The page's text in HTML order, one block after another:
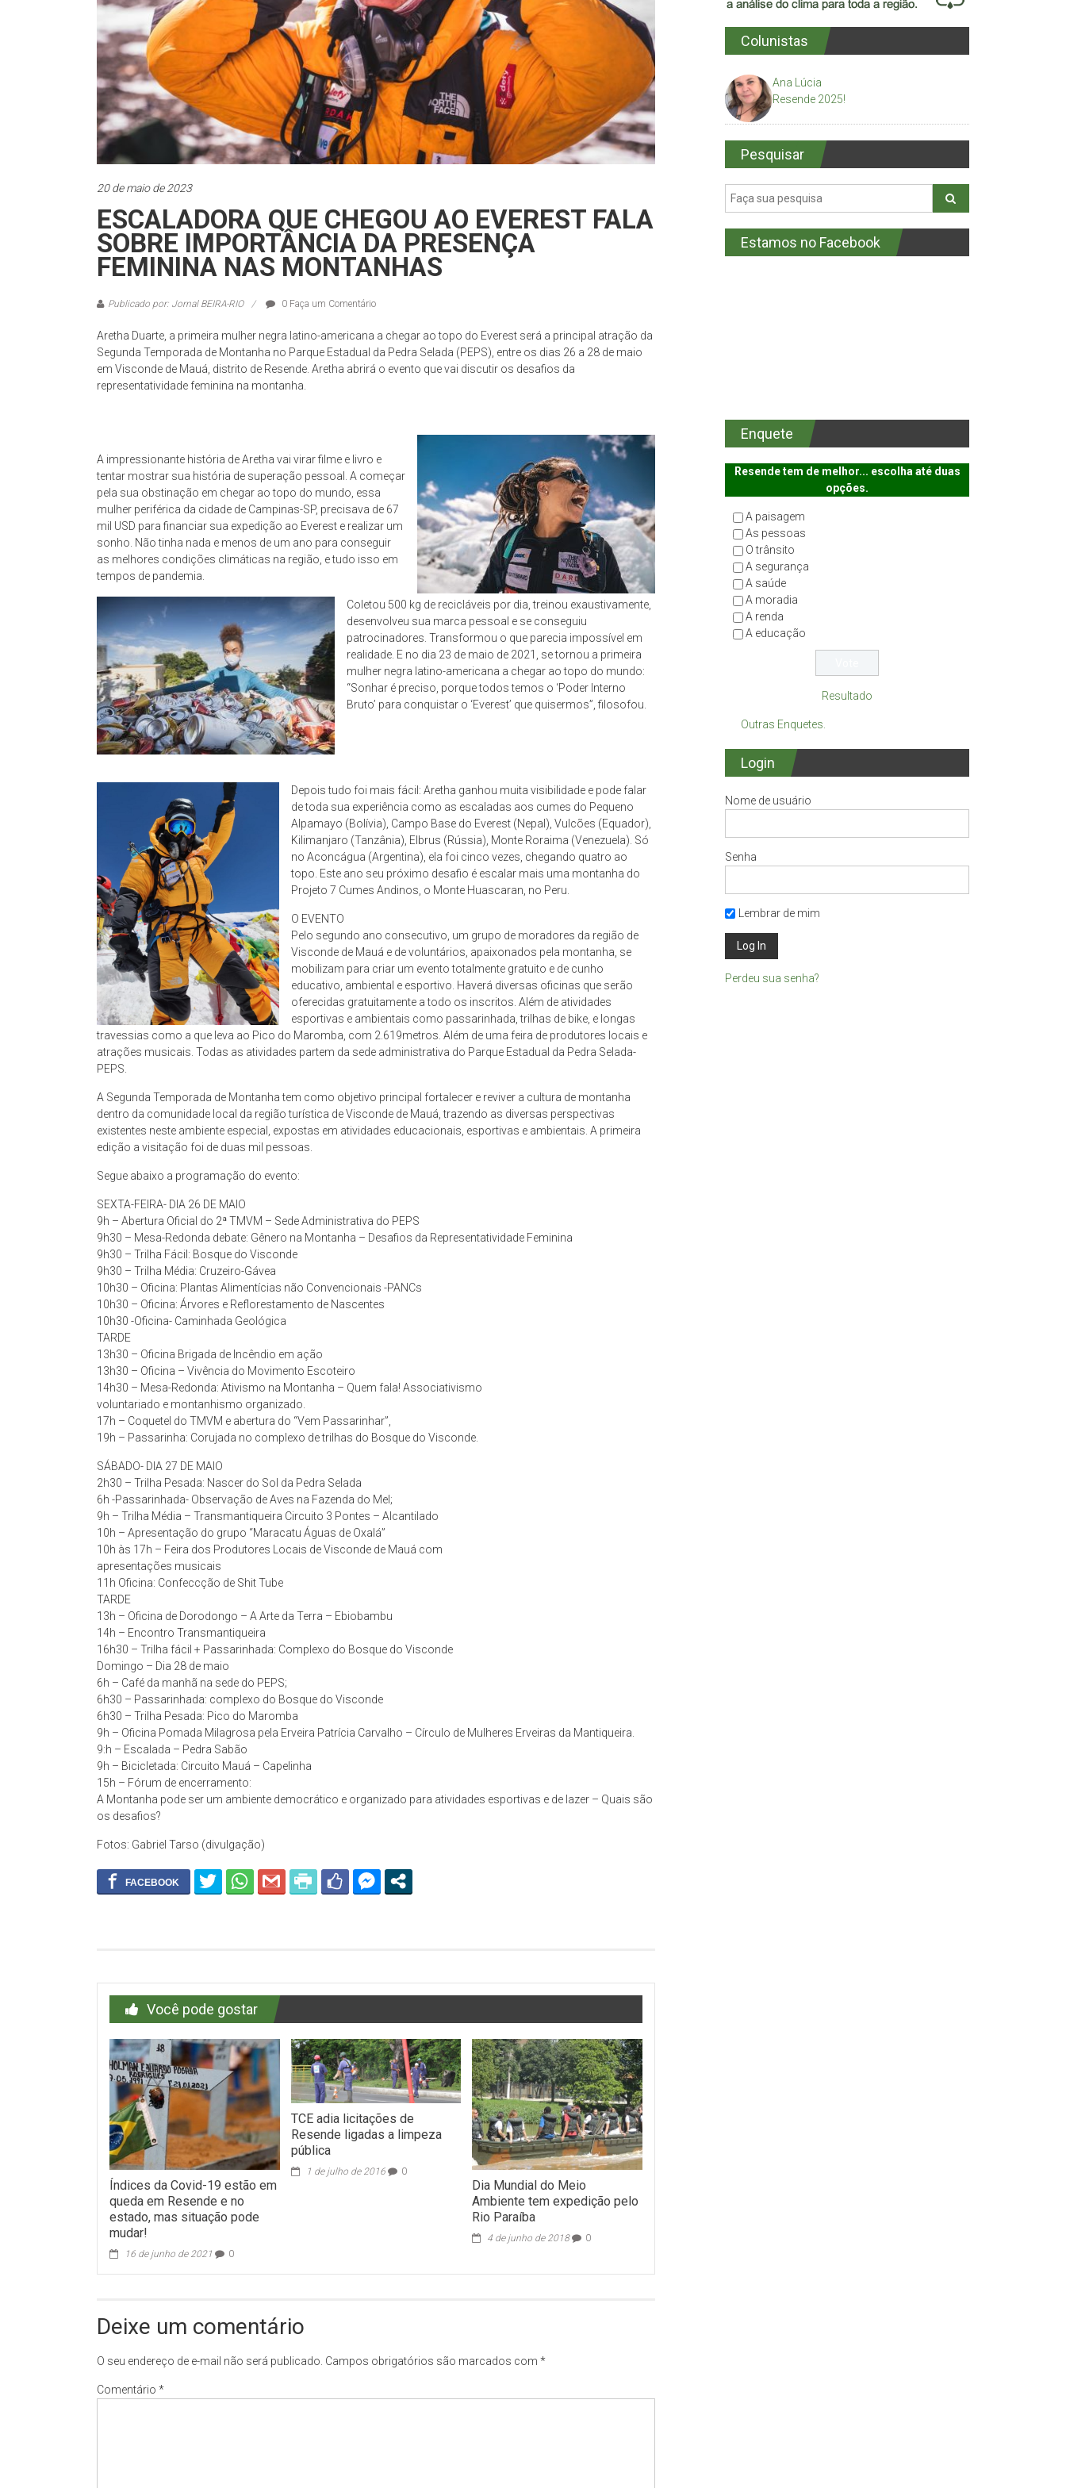
20 de maio de 2023
ESCALADORA QUE CHEGOU AO EVEREST FALA
SOBRE IMPORTÂNCIA DA PRESENÇA
FEMININA NAS MONTANHAS
Publicado por: Jornal BEIRA-RIO 0 Faça um Comentário
Aretha Duarte, a primeira mulher negra latino-americana a chegar ao topo do Everest será a principal atração da
Segunda Temporada de Montanha no Parque Estadual da Pedra Selada (PEPS), entre os dias 26 a 28 de maio
em Visconde de Mauá, distrito de Resende. Aretha abrirá o evento que vai discutir os desafios da
representatividade feminina na montanha.
A impressionante história de Aretha vai virar filme e livro e
tentar mostrar sua história de superação pessoal. A começar
pela sua obstinação em chegar ao topo do mundo, essa
mulher periférica da cidade de Campinas-SP, precisava de 67
mil USD para financiar sua expedição ao Everest e realizar um
sonho. Não tinha nada e menos de um ano para conseguir
as melhores condições climáticas na região, e tudo isso em
tempos de pandemia.
Coletou 500 kg de recicláveis por dia, treinou exaustivamente,
desenvolveu sua marca pessoal e se conseguiu
patrocinadores. Transformou o que parecia impossível em
realidade. E no dia 23 de maio de 2021, se tornou a primeira
mulher negra latino-americana a chegar ao topo do mundo:
“Sonhar é preciso, porque todos temos o ‘Poder Interno
Bruto’ para conquistar o ‘Everest’ que quisermos”, filosofou.
Depois tudo foi mais fácil: Aretha ganhou muita visibilidade e pode falar
de toda sua experiência como as escaladas aos cumes do Pequeno
Alpamayo (Bolívia), Campo Base do Everest (Nepal), Vulcões (Equador),
Kilimanjaro (Tanzânia), Elbrus (Rússia), Monte Roraima (Venezuela). Só
no Aconcágua (Argentina), ela foi cinco vezes, chegando quatro ao
topo. Este ano seu próximo desafio é escalar mais uma montanha do
Projeto 7 Cumes Andinos, o Monte Huascaran, no Peru.
O EVENTO
Pelo segundo ano consecutivo, um grupo de moradores da região de
Visconde de Mauá e de voluntários, apaixonados pela montanha, se
mobilizam para criar um evento totalmente gratuito e de cunho
educativo, ambiental e esportivo. Haverá diversas oficinas que serão
oferecidas gratuitamente a todo os inscritos. Além de atividades
esportivas e ambientais como passarinhada, trilhas de bike, e longas
travessias como a que leva ao Pico do Maromba, com 2.619metros. Além de uma feira de produtores locais e
atrações musicais. Todas as atividades partem da sede administrativa do Parque Estadual da Pedra Selada-
PEPS.
A Segunda Temporada de Montanha tem como objetivo principal fortalecer e reviver a cultura de montanha
dentro da comunidade local da região turística de Visconde de Mauá, trazendo as diversas perspectivas
existentes neste ambiente especial, expostas em atividades educacionais, esportivas e ambientais. A primeira
edição a visitação foi de duas mil pessoas.
Segue abaixo a programação do evento:
SEXTA-FEIRA- DIA 26 DE MAIO
9h – Abertura Oficial do 2ª TMVM – Sede Administrativa do PEPS
9h30 – Mesa-Redonda debate: Gênero na Montanha – Desafios da Representatividade Feminina
9h30 – Trilha Fácil: Bosque do Visconde
9h30 – Trilha Média: Cruzeiro-Gávea
10h30 – Oficina: Plantas Alimentícias não Convencionais -PANCs
10h30 – Oficina: Árvores e Reflorestamento de Nascentes
10h30 -Oficina- Caminhada Geológica
TARDE
13h30 – Oficina Brigada de Incêndio em ação
13h30 – Oficina – Vivência do Movimento Escoteiro
14h30 – Mesa-Redonda: Ativismo na Montanha – Quem fala! Associativismo
voluntariado e montanhismo organizado.
17h – Coquetel do TMVM e abertura do “Vem Passarinhar”,
19h – Passarinha: Corujada no complexo de trilhas do Bosque do Visconde.
SÁBADO- DIA 27 DE MAIO
2h30 – Trilha Pesada: Nascer do Sol da Pedra Selada
6h -Passarinhada- Observação de Aves na Fazenda do Mel;
9h – Trilha Média – Transmantiqueira Circuito 3 Pontes – Alcantilado
10h – Apresentação do grupo “Maracatu Águas de Oxalá”
10h às 17h – Feira dos Produtores Locais de Visconde de Mauá com
apresentações musicais
11h Oficina: Confeccção de Shit Tube
TARDE
13h – Oficina de Dorodongo – A Arte da Terra – Ebiobambu
14h – Encontro Transmantiqueira
16h30 – Trilha fácil + Passarinhada: Complexo do Bosque do Visconde
Domingo – Dia 28 de maio
6h – Café da manhã na sede do PEPS;
6h30 – Passarinhada: complexo do Bosque do Visconde
6h30 – Trilha Pesada: Pico do Maromba
9h – Oficina Pomada Milagrosa pela Erveira Patrícia Carvalho – Círculo de Mulheres Erveiras da Mantiqueira.
9:h – Escalada – Pedra Sabão
9h – Bicicletada: Circuito Mauá – Capelinha
15h – Fórum de encerramento:
A Montanha pode ser um ambiente democrático e organizado para atividades esportivas e de lazer – Quais são
os desafios?
Fotos: Gabriel Tarso (divulgação)
Você pode gostar
Índices da Covid-19 estão em
queda em Resende e no
estado, mas situação pode
mudar!
16 de junho de 2021 0
TCE adia licitações de
Resende ligadas a limpeza
pública
1 de julho de 2016 0
Dia Mundial do Meio
Ambiente tem expedição pelo
Rio Paraíba
4 de junho de 2018 0
Deixe um comentário
O seu endereço de e-mail não será publicado. Campos obrigatórios são marcados com *
Comentário *
Colunistas
Ana Lúcia
Resende 2025!
Pesquisar
Estamos no Facebook
Enquete
Resende tem de melhor... escolha até duas
opções.
A paisagem
As pessoas
O trânsito
A segurança
A saúde
A moradia
A renda
A educação
Resultado
Outras Enquetes.
Login
Nome de usuário
Senha
Lembrar de mim
Perdeu sua senha?